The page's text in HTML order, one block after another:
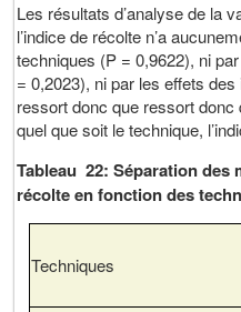
Les résultats d’analyse de la
l’indice de récolte n’a
techniques (P = 0,9622), ni
= 0,2023), ni par les effets
ressort donc que ressort
quel que soit le technique,
Tableau 22: Séparation des
récolte en fonction des
Techniques